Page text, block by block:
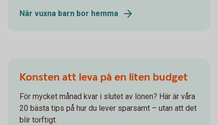
När vuxna barn bor hemma
Konsten att leva på en liten budget
För mycket månad kvar i slutet av lönen? Här är våra
20 bästa tips på hur du lever sparsamt – utan att det
blir torftigt.